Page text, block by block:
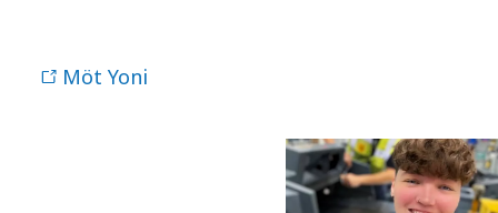
Möt Yoni